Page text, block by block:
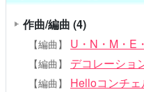
作曲/編曲 (4)
【編曲】 U・N・M・E
【編曲】 デコレーショ
【編曲】 Helloコンチェ